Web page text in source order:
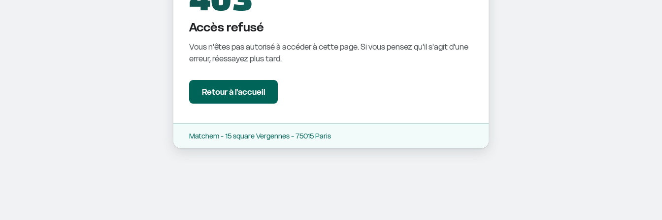
Accès refusé
Vous n'êtes pas autorisé à accéder à cette page. Si vous pensez qu'il s'agit d'une
erreur, réessayez plus tard.
Retour à l'accueil
Matchem - 15 square Vergennes - 75015 Paris